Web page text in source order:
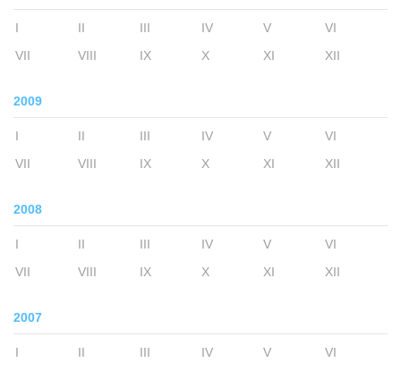
I II III IV V
VI
VII
VIII IX X XI XII
2009
I II III IV V
VI
VII
VIII IX X XI XII
2008
I II III IV V
VI
VII
VIII IX X XI XII
2007
I II III IV V
VI